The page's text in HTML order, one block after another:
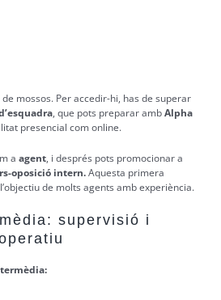
de mossos. Per accedir-hi, has de superar
, que pots preparar ambAlpha
presencial com online.
a agent, i després pots promocionar a
oposició intern.Aquesta primera
de molts agents amb experiència.
supervisió i